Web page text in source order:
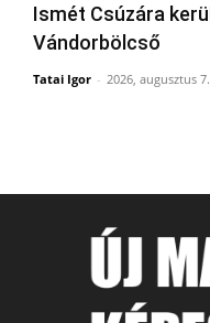
Ismét Csúzára
Vándorbölcső
Tatai Igor - 2026, augusztus 7.